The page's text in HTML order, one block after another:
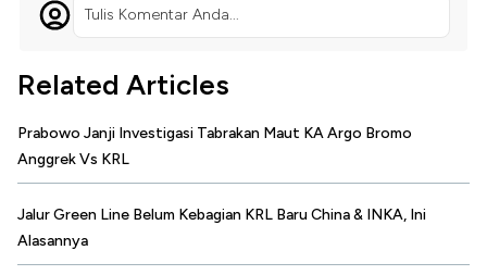
Tulis Komentar Anda...
Related Articles
Prabowo Janji Investigasi Tabrakan Maut KA Argo Bromo
Anggrek Vs KRL
Jalur Green Line Belum Kebagian KRL Baru China & INKA, Ini
Alasannya